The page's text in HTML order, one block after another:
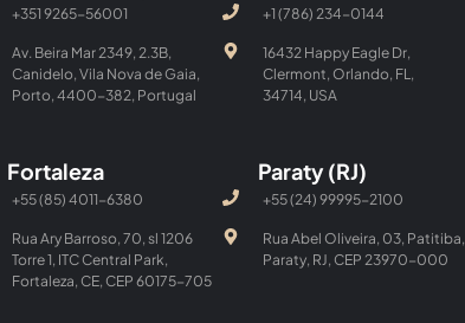
+351 9265-56001
Av. Beira Mar 2349, 2.3B,
Canidelo, Vila Nova de Gaia,
Porto, 4400-382, Portugal
+1 (786) 234-0144
16432 Happy Eagle Dr,
Clermont, Orlando, FL,
34714, USA
Fortaleza
+55 (85) 4011-6380
Rua Ary Barroso, 70, sl 1206
Torre 1, ITC Central Park,
Fortaleza, CE, CEP 60175-705
Paraty (RJ)
+55 (24) 99995-2100
Rua Abel Oliveira, 03, Patitiba,
Paraty, RJ, CEP 23970-000